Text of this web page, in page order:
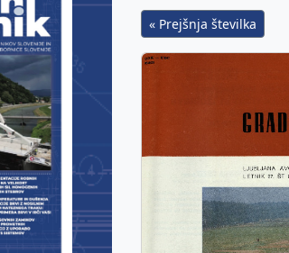
« Prejšnja številka